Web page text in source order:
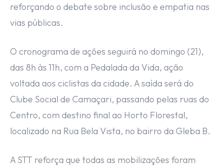
reforçando o debate sobre inclusão e empatia nas
vias públicas.
O cronograma de ações seguirá no domingo (21),
das 8h às 11h, com a Pedalada da Vida, ação
voltada aos ciclistas da cidade. A saída será do
Clube Social de Camaçari, passando pelas ruas do
Centro, com destino final ao Horto Florestal,
localizado na Rua Bela Vista, no bairro da Gleba B.
A STT reforça que todas as mobilizações foram